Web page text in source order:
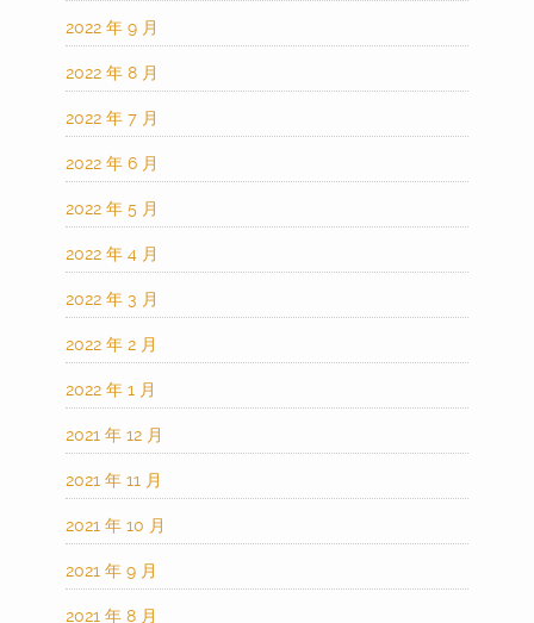
2022 年 9 月
2022 年 8 月
2022 年 7 月
2022 年 6 月
2022 年 5 月
2022 年 4 月
2022 年 3 月
2022 年 2 月
2022 年 1 月
2021 年 12 月
2021 年 11 月
2021 年 10 月
2021 年 9 月
2021 年 8 月